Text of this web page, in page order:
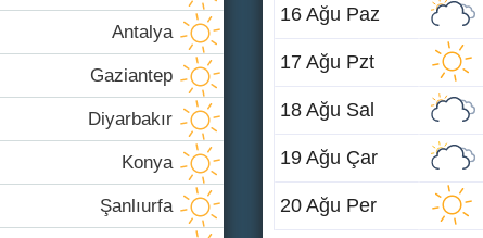
16 Ağu Paz
17 Ağu Pzt
18 Ağu Sal
19 Ağu Çar
20 Ağu Per
Antalya
Gaziantep
Diyarbakır
Konya
Şanlıurfa